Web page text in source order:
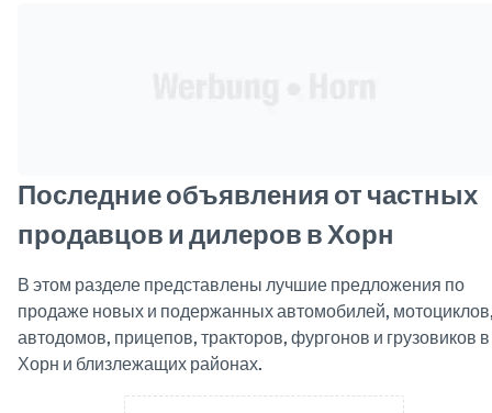
Последние объявления от частных
продавцов и дилеров в Хорн
В этом разделе представлены лучшие предложения по
продаже новых и подержанных автомобилей,
автодомов, прицепов, тракторов, фургонов и грузовиков в
Хорн и близлежащих районах.